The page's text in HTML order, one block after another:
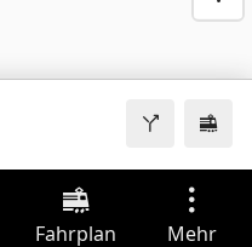
Fahrplan Mehr